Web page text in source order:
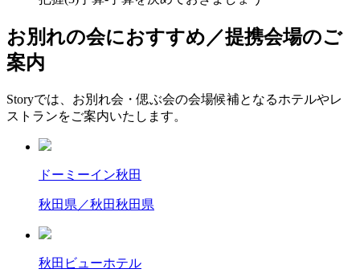
お別れの会におすすめ／提携会場のご
案内
Storyでは、お別れ会・偲ぶ会の会場候補となるホテルやレ
ストランをご案内いたします。
ドーミーイン秋田
秋田県／秋田秋田県
秋田ビューホテル